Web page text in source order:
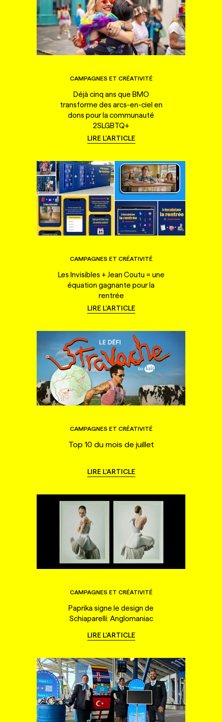
CAMPAGNES ET CRÉATIVITÉ
Déjà cinq ans que BMO
transforme des arcs-en-ciel en
dons pour la communauté
2SLGBTQ+
LIRE L'ARTICLE
CAMPAGNES ET CRÉATIVITÉ
Les Invisibles + Jean Coutu = une
équation gagnante pour la
rentrée
LIRE L'ARTICLE
CAMPAGNES ET CRÉATIVITÉ
Top 10 du mois de juillet
LIRE L'ARTICLE
CAMPAGNES ET CRÉATIVITÉ
Paprika signe le design de
Schiaparelli: Anglomaniac
LIRE L'ARTICLE